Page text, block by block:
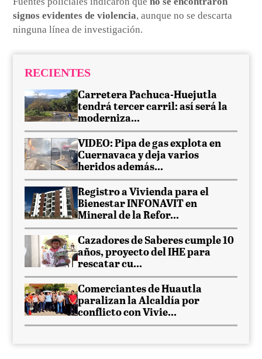
signos evidentes de violencia, aunque no se descarta
ninguna línea de investigación.
RECIENTES
Carretera Pachuca-Huejutla
tendrá tercer carril: así será la
moderniza...
VIDEO: Pipa de gas explota en
Cuernavaca y deja varios
heridos además...
Registro a Vivienda para el
Bienestar INFONAVIT en
Mineral de la Refor...
Cazadores de Saberes cumple 10
años, proyecto del IHE para
rescatar cu...
Comerciantes de Huautla
paralizan la Alcaldía por
conflicto con Vivie...